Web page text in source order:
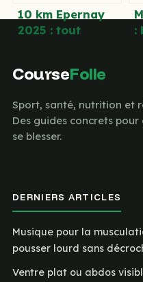
10 km Epernay
2025 : tout
réussir la course
:
CourseFolle
Sport, santé, nutrition et
Des guides concrets pour
se blesser.
DERNIERS ARTICLES
Musique pour la
pousser lourd sans
Ventre plat ou abdos